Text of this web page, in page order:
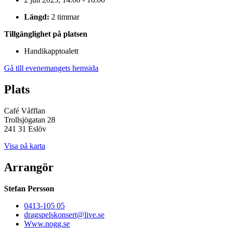
Längd: 2 timmar
Tillgänglighet på platsen
Handikapptoalett
Gå till evenemangets hemsida
Plats
Café Våfflan
Trollsjögatan 28
241 31 Eslöv
Visa på karta
Arrangör
Stefan Persson
0413-105 05
dragspelskonsert@live.se
Www.nogg.se